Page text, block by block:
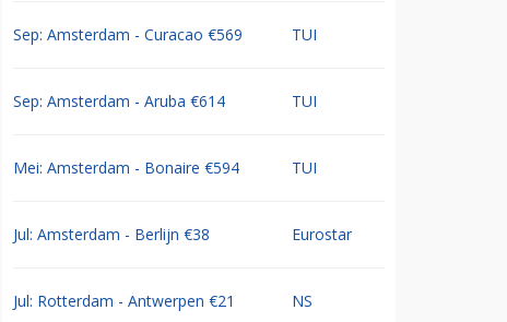
Sep: Amsterdam - Curacao €569 TUI
Sep: Amsterdam - Aruba €614 TUI
Mei: Amsterdam - Bonaire €594 TUI
Jul: Amsterdam - Berlijn €38 Eurostar
Jul: Rotterdam - Antwerpen €21 NS